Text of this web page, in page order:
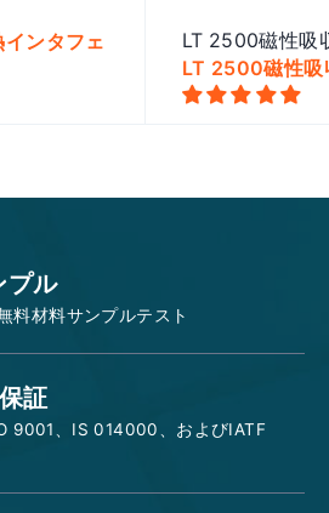
ンタフェ
LT 2500磁性吸
LT 2500磁性吸
プル
料材料サンプルテスト
証
9001、IS 014000、およびIATF